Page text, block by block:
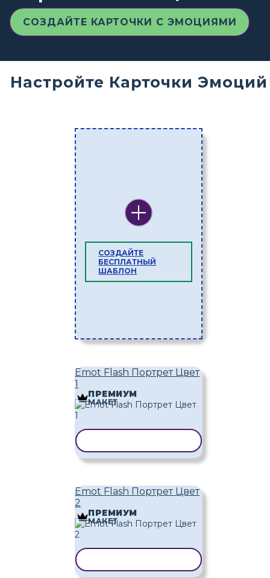
СОЗДАЙТЕ КАРТОЧКИ С ЭМОЦИЯМИ
Настройте Карточки Эмоций
СОЗДАЙТЕ
БЕСПЛАТНЫЙ
ШАБЛОН
Emot Flash Портрет Цвет
1
ПРЕМИУМ
МАКЕТ
Emot Flash Портрет Цвет
2
ПРЕМИУМ
МАКЕТ